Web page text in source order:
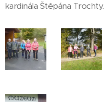
kardinála Štěpána Trochty.